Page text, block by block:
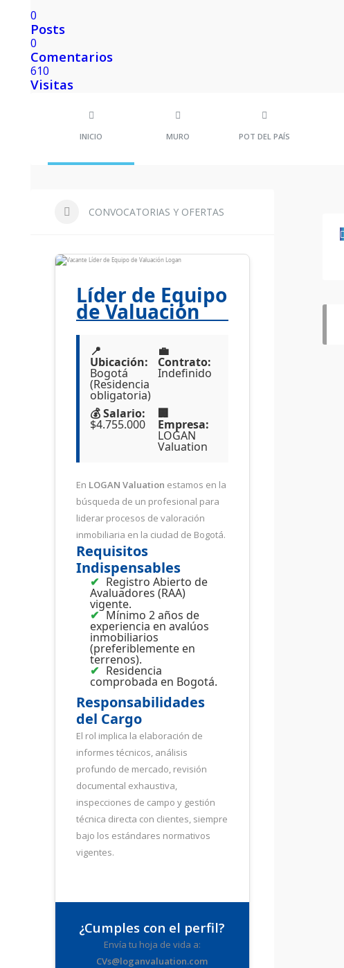
0
Posts
0
Comentarios
610
Visitas
INICIO MURO POT DEL PAÍS
CONVOCATORIAS Y OFERTAS
Líder de Equipo
de Valuación
📍
Ubicación:
Bogotá
(Residencia
obligatoria)
💼
Contrato:
Indefinido
💰 Salario:
$4.755.000
🏢
Empresa:
LOGAN
Valuation
En LOGAN Valuation estamos en la
búsqueda de un profesional para
liderar procesos de valoración
inmobiliaria en la ciudad de Bogotá.
Requisitos
Indispensables
Registro Abierto de
Avaluadores (RAA)
vigente.
Mínimo 2 años de
experiencia en avalúos
inmobiliarios
(preferiblemente en
terrenos).
Residencia
comprobada en Bogotá.
Responsabilidades
del Cargo
El rol implica la elaboración de
informes técnicos, análisis
profundo de mercado, revisión
documental exhaustiva,
inspecciones de campo y gestión
técnica directa con clientes, siempre
bajo los estándares normativos
vigentes.
¿Cumples con el perfil?
Envía tu hoja de vida a:
CVs@loganvaluation.com